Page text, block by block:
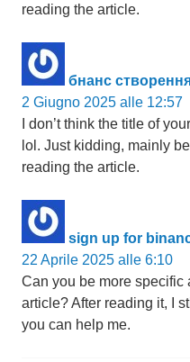
reading the article.
бнанс
2 Giugno 2025 alle 12:57
I don’t think the title of
lol. Just kidding, mainly
reading the article.
sign up for
22 Aprile 2025 alle 6:10
Can you be more specific
article? After reading it, I
you can help me.